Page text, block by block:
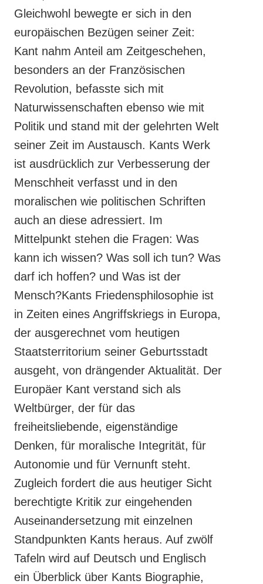
Gleichwohl bewegte er sich in den
europäischen Bezügen seiner Zeit:
Kant nahm Anteil am Zeitgeschehen,
besonders an der Französischen
Revolution, befasste sich mit
Naturwissenschaften ebenso wie mit
Politik und stand mit der gelehrten Welt
seiner Zeit im Austausch. Kants Werk
ist ausdrücklich zur Verbesserung der
Menschheit verfasst und in den
moralischen wie politischen Schriften
auch an diese adressiert. Im
Mittelpunkt stehen die Fragen: Was
kann ich wissen? Was soll ich tun? Was
darf ich hoffen? und Was ist der
Mensch?Kants Friedensphilosophie ist
in Zeiten eines Angriffskriegs in Europa,
der ausgerechnet vom heutigen
Staatsterritorium seiner Geburtsstadt
ausgeht, von drängender Aktualität. Der
Europäer Kant verstand sich als
Weltbürger, der für das
freiheitsliebende, eigenständige
Denken, für moralische Integrität, für
Autonomie und für Vernunft steht.
Zugleich fordert die aus heutiger Sicht
berechtigte Kritik zur eingehenden
Auseinandersetzung mit einzelnen
Standpunkten Kants heraus. Auf zwölf
Tafeln wird auf Deutsch und Englisch
ein Überblick über Kants Biographie,